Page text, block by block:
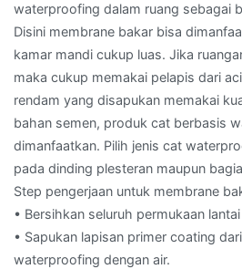
waterproofing dalam ruang sebagai
Disini membrane bakar bisa
kamar mandi cukup luas. Jika
maka cukup memakai pelapis dari
rendam yang disapukan memakai
bahan semen, produk cat berbasis
dimanfaatkan. Pilih jenis cat
pada dinding plesteran maupun
Step pengerjaan untuk membrane
• Bersihkan seluruh permukaan
• Sapukan lapisan primer coating
waterproofing dengan air.